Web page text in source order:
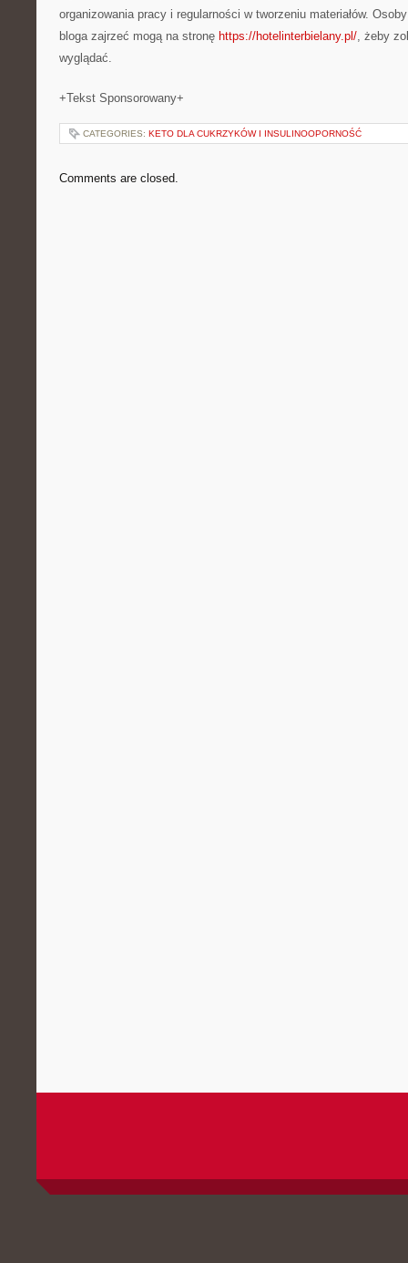
organizowania pracy i regularności w tworzeniu materiałów.
bloga zajrzeć mogą na stronę https://hotelinterbielany.pl/, żeby
wyglądać.
+Tekst Sponsorowany+
CATEGORIES: KETO DLA CUKRZYKÓW I INSULINOOPORNOŚĆ
Comments are closed.